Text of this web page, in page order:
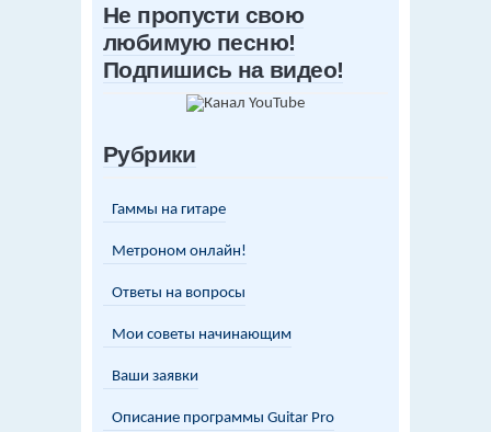
Не пропусти свою
любимую песню!
Подпишись на видео!
Рубрики
Гаммы на гитаре
Метроном онлайн!
Ответы на вопросы
Мои советы начинающим
Ваши заявки
Описание программы Guitar Pro